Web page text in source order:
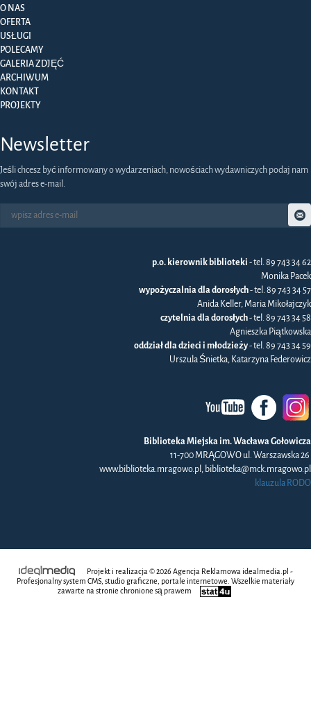
O NAS
OFERTA
USŁUGI
POLECAMY
GALERIA ZDJĘĆ
ARCHIWUM
KONTAKT
PROJEKTY
Newsletter
Jeśli chcesz być informowany o wydarzeniach, nowościach wydawniczych podaj nam
swój adres e-mail.
p.o. kierownik biblioteki - tel. 89 743 34 62
Monika Pacek
wypożyczalnia dla dorosłych- tel. 89 743 34 57
Anida Keller, Maria Mikołajczyk
czytelnia dla dorosłych- tel. 89 743 34 58
Agnieszka Piątkowska
oddział dla dzieci i młodzieży- tel. 89 743 34 59
Urszula Śnietka, Katarzyna Federowicz
Biblioteka Miejska im. Wacława Gołowicza
11-700 MRĄGOWO ul. Warszawska 26
www.biblioteka.mragowo.pl, biblioteka@mck.mragowo.pl
klauzula RODO
Projekt i realizacja © 2026 Agencja Reklamowa idealmedia.pl -
Profesjonalny system CMS, studio graficzne, portale internetowe. Wszelkie materiały
zawarte na stronie chronione są prawem